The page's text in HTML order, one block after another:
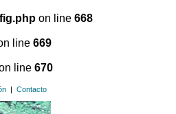
on line 668
line 669
line 670
|Contacto